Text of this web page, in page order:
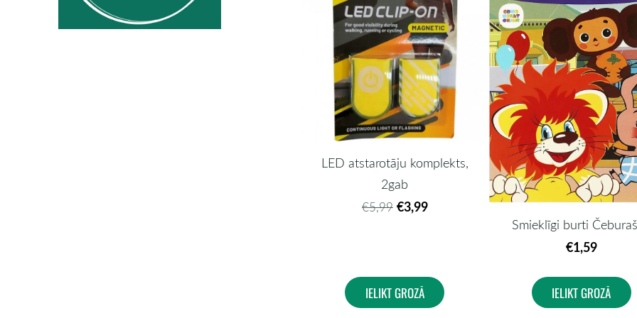
LED atstarotāju komplekts,
2gab
€5,99 €3,99
IELIKT GROZĀ
Smieklīgi burti
€1,59
IELIKT GROZĀ